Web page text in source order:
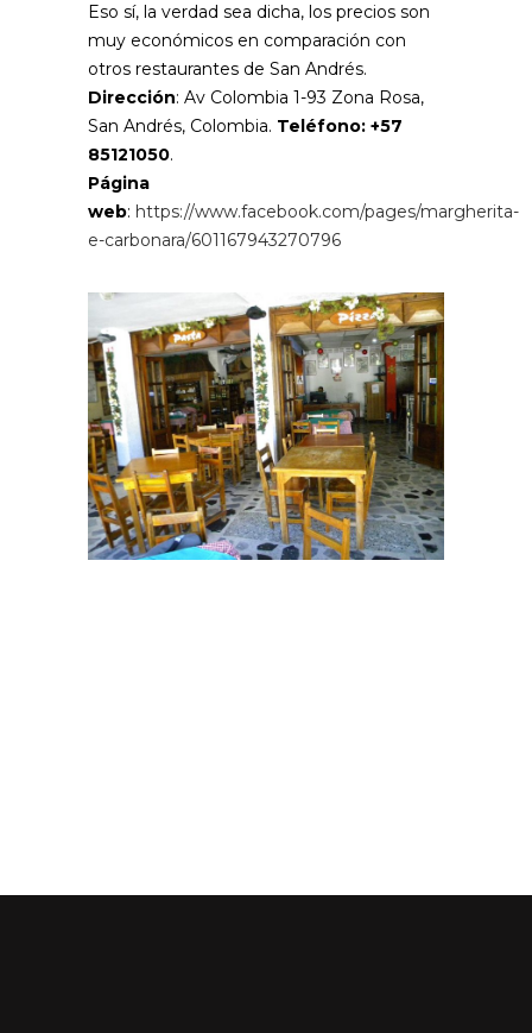
Eso sí, la verdad sea dicha, los precios son
muy económicos en comparación con
otros restaurantes de San Andrés.
Dirección: Av Colombia 1-93 Zona Rosa,
San Andrés, Colombia. Teléfono: +57
85121050.
Página
web: https://www.facebook.com/pages/margherita-
e-carbonara/601167943270796